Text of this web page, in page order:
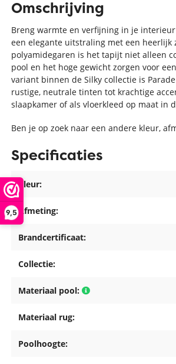
9,5
Omschrijving
Breng warmte en verfijning in je
een elegante uitstraling met een
polyamidegaren is het tapijt niet alleen
pool en het hoge gewicht zorgen voor
variant binnen de Silky collectie is
rustige, neutrale tinten tot krachtige
slaapkamer of als vloerkleed op maat in
Ben je op zoek naar een andere kleur,
Specificaties
Kleur:
Afmeting:
Brandcertificaat:
Collectie:
Materiaal pool:
Materiaal rug:
Poolhoogte: